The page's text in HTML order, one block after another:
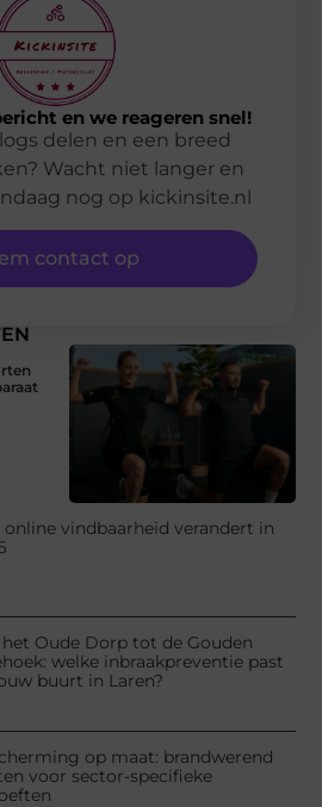
online vindbaarheid verandert in
het Oude Dorp tot de Gouden
welke inbraakpreventie past
buurt in Laren?
op maat: brandwerend
voor sector-specifieke
en we reageren snel!
delen en een breed
Wacht niet langer en
nog op kickinsite.nl
contact op